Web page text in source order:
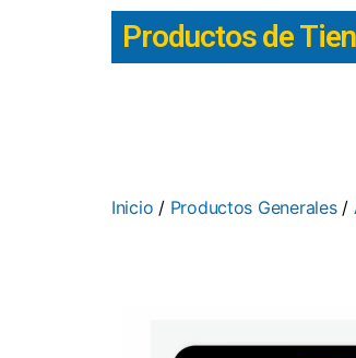
Productos de
Inicio / Productos Generales/